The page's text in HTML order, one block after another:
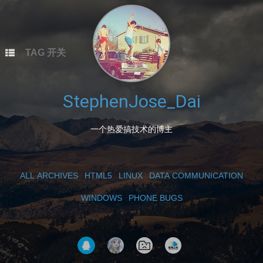
StephenJose_Dai
一个热爱搞技术的博主
ALL ARCHIVES HTML5 LINUX DATA COMMUNICATION
WINDOWS PHONE BUGS
TAG 开关
本文总阅读量次